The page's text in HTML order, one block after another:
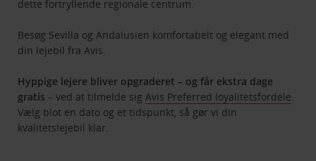
dette fortryllende regionale centrum.
Besøg Sevilla og Andalusien komfortabelt og elegant med
din lejebil fra Avis.
Hyppige lejere bliver opgraderet – og får ekstra dage
gratis – ved at tilmelde sigAvis Preferred loyalitetsfordele.
Vælg blot en dato og et tidspunkt, så gør vi din
kvalitetslejebil klar.